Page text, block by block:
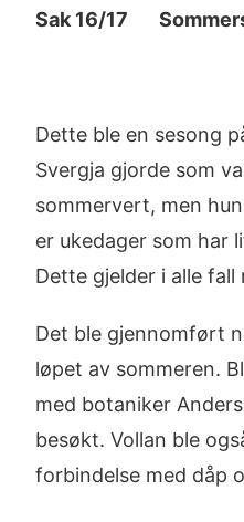
Sak 16/17
Dette ble en sesong
Svergja gjorde som
sommervert, men
er ukedager som har
Dette gjelder i alle fall
Det ble gjennomført
løpet av sommeren.
med botaniker
besøkt. Vollan ble
forbindelse med dåp